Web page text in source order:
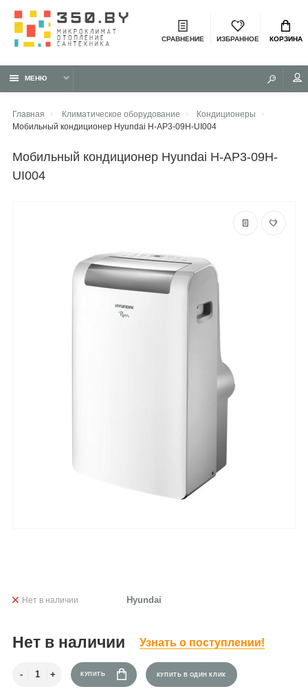
СРАВНЕНИЕ ИЗБРАННОЕ КОРЗИНА
МЕНЮ
Главная Климатическое оборудование
Кондиционеры
Мобильный кондиционер Hyundai H-AP3-09H-UI004
мобильный кондиционер Hyundai H-AP3-09H-
UI004
Нет в наличии Hyundai
Нет в наличии Узнать о поступлении!
КУПИТЬ КУПИТЬ В ОДИН КЛИК